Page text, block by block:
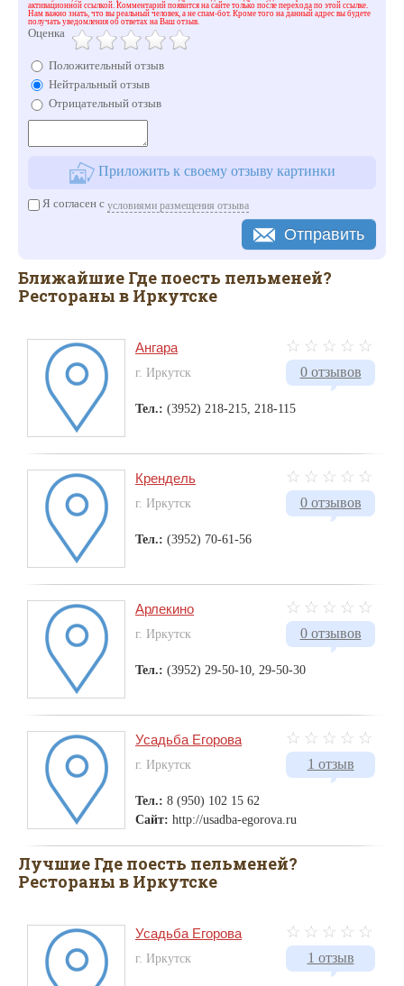
активационной ссылкой. Комментарий появится на сайте только после перехода по этой ссылке.
Нам важно знать, что вы реальный человек, а не спам-бот. Кроме того на данный адрес вы будете
получать уведомления об ответах на Ваш отзыв.
Оценка
Положительный отзыв
Нейтральный отзыв
Отрицательный отзыв
Приложить к своему отзыву картинки
Я согласен с условиями размещения отзыва
Отправить
Ближайшие Где поесть пельменей?
Рестораны в Иркутске
0 отзывов
Ангара
г. Иркутск
Тел.: (3952) 218-215, 218-115
0 отзывов
Крендель
г. Иркутск
Тел.: (3952) 70-61-56
0 отзывов
Арлекино
г. Иркутск
Тел.: (3952) 29-50-10, 29-50-30
1 отзыв
Усадьба Егорова
г. Иркутск
Тел.: 8 (950) 102 15 62
Сайт: http://usadba-egorova.ru
Лучшие Где поесть пельменей?
Рестораны в Иркутске
1 отзыв
Усадьба Егорова
г. Иркутск